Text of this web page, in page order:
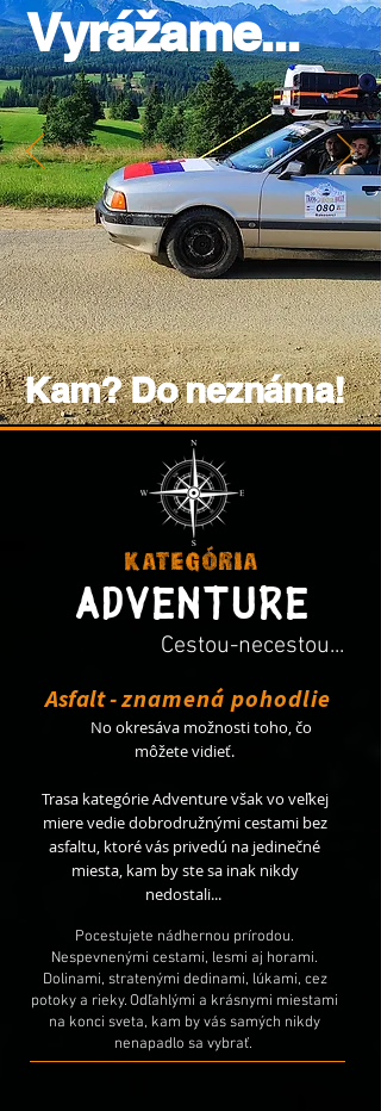
Vyrážame...
Kam? Do neznáma!
kategória
adventure
Cestou-necestou...
Asfalt -znamená pohodlie
No okresáva možnosti toho, čo
môžete vidieť.
Trasa kategórie Adventure však vo veľkej
miere vediedobrodružnými cestami bez
asfaltu, ktoré vás privedú na jedinečné
miesta, kam by ste sa inak nikdy
nedostali...
Pocestujete nádhernou prírodou.
Nespevnenými cestami, lesmi aj horami.
Dolinami, stratenými dedinami, lúkami, cez
potoky a rieky. Odľahlými a krásnymi miestami
na konci sveta, kam by vássamých nikdy
nenapadlo sa vybrať.